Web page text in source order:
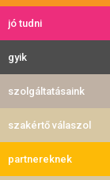
jó tudni
gyik
szolgáltatásaink
szakértő válaszol
partnereknek